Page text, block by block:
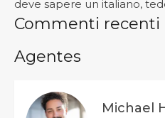
deve sapere un italiano,
Commenti recenti
Agentes
Michael